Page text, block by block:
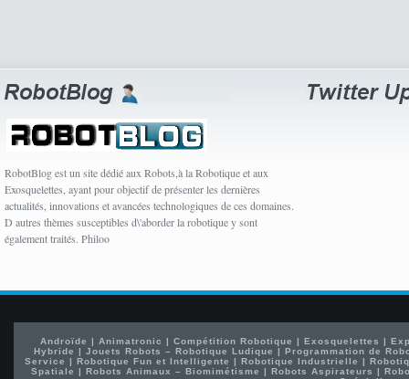
RobotBlog est un site dédié aux Robots,à la Robotique et aux
Exosquelettes, ayant pour objectif de présenter les dernières
actualités, innovations et avancées technologiques de ces domaines.
D autres thèmes susceptibles d\'aborder la robotique y sont
également traités. Philoo
Androïde | Animatronic | Compétition Robotique | Exosquelettes |
Hybride |Jouets Robots – Robotique Ludique |Programmation de
Service | Robotique Fun et Intelligente | Robotique Industrielle |
Spatiale | Robots Animaux – Biomimétisme | Robots Aspirateurs |